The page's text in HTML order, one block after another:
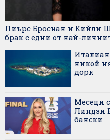
Пиърс Броснан и Кийли
брак с едни от най-
никой
дори
Месеци
Линдзи
бански